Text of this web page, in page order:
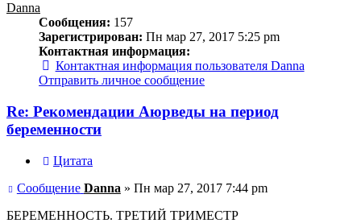
Danna
Сообщения: 157
Зарегистрирован: Пн мар 27, 2017 5:25 pm
Контактная информация:
Контактная информация пользователя Danna
Отправить личное сообщение
Re: Рекомендации Аюрведы на период
беременности
Цитата
Сообщение Danna » Пн мар 27, 2017 7:44 pm
БЕРЕМЕННОСТЬ. ТРЕТИЙ ТРИМЕСТР